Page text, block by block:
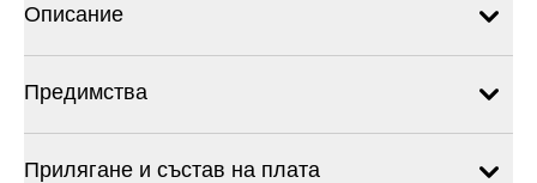
Описание
Предимства
Прилягане и състав на плата